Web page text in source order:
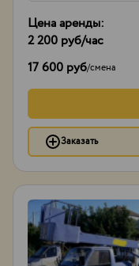
Цена аренды:
2 200 руб/час
17 600 руб/смена
Заказать